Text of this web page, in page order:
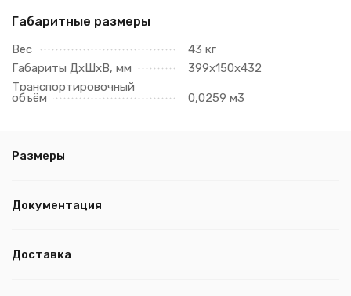
Габаритные размеры
Вес
43 кг
Габариты ДхШхВ, мм
399х150х432
Транспортировочный
объём 0,0259 м3
Размеры
Документация
Доставка